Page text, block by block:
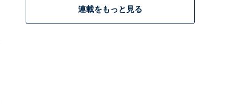
連載をもっと見る